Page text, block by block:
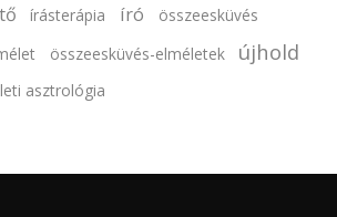
írásterápia író
összeesküvés
összeesküvés-elméletek újhold
asztrológia